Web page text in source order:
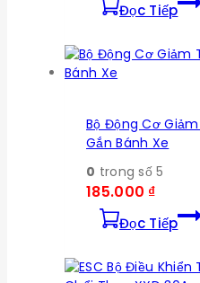
Đọc Tiếp
Bộ Động Cơ
Gắn Bánh Xe
0 trong số 5
185.000 ₫
Đọc Tiếp